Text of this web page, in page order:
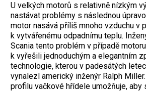
U velkých motorů s relativně nízkým
nastávat problémy s následnou
motor nasává příliš mnoho vzduchu v
k vytvářenému odpadnímu teplu.
Scania tento problém v případě
k vyřešili jednoduchým a elegantním
technologie, kterou v padesátých
vynalezl americký inženýr Ralph
profilu vačkové hřídele umožňuje,